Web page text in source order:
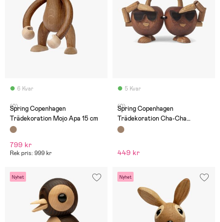
6 Kvar
(0)
Spring Copenhagen
Trädekoration Mojo Apa 15 cm
799 kr
Rek pris: 999 kr
5 Kvar
(0)
Spring Copenhagen
Trädekoration Cha-Cha
Cherries 9 cm
449 kr
Nyhet Nyhet